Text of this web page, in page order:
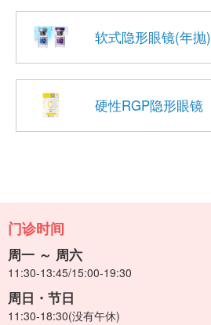
软式隐形眼镜(年抛)
硬性RGP隐形眼镜
门诊时间
周一 ～ 周六
11:30-13:45/15:00-19:30
周日・节日
11:30-18:30(没有午休)